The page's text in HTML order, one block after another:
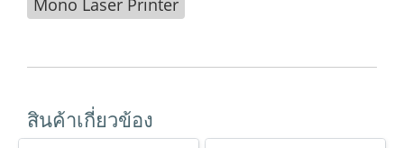
Mono Laser Printer
สินค้าเกี่ยวข้อง